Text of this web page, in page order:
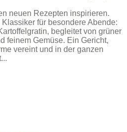
neuen Rezepten inspirieren.
Klassiker für besondere Abende:
begleitet von grüner
feinem Gemüse. Ein Gericht,
vereint und in der ganzen